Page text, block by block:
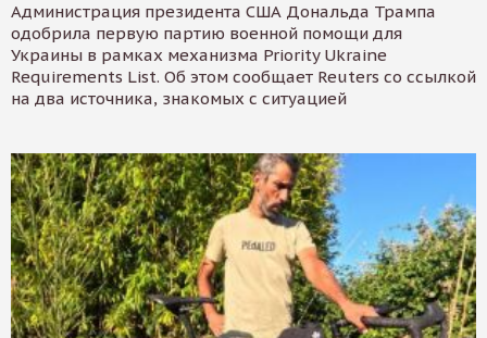
Администрация президента США Дональда Трампа
одобрила первую партию военной помощи для
Украины в рамках механизма Priority Ukraine
Requirements List. Об этом сообщает Reuters со ссылкой
на два источника, знакомых с ситуацией